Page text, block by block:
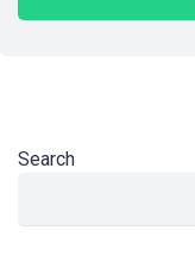
Search